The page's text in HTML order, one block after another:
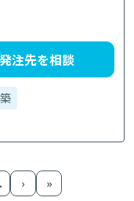
発注先を相談
› »